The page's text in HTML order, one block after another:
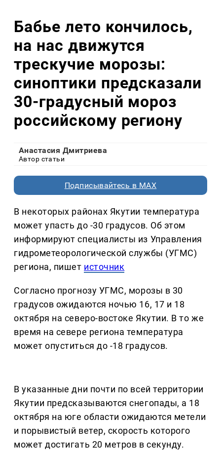
Бабье лето кончилось,
на нас движутся
трескучие морозы:
синоптики предсказали
30-градусный мороз
российскому региону
Анастасия Дмитриева
Автор статьи
Подписывайтесь в MAX
В некоторых районах Якутии температура
может упасть до -30 градусов. Об этом
информируют специалисты из Управления
гидрометеорологической службы (УГМС)
региона, пишет источник
Согласно прогнозу УГМС, морозы в 30
градусов ожидаются ночью 16, 17 и 18
октября на северо-востоке Якутии. В то же
время на севере региона температура
может опуститься до -18 градусов.
В указанные дни почти по всей территории
Якутии предсказываются снегопады, а 18
октября на юге области ожидаются метели
и порывистый ветер, скорость которого
может достигать 20 метров в секунду.